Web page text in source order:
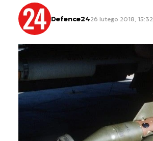
Defence2426 lutego 2018, 15:32